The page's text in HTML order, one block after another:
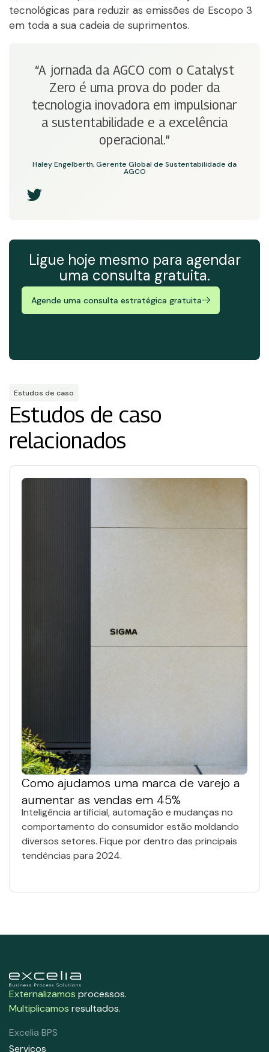
tecnológicas para reduzir as emissões de Escopo 3
em toda a sua cadeia de suprimentos.
“A jornada da AGCO com o Catalyst
Zero é uma prova do poder da
tecnologia inovadora em impulsionar
a sustentabilidade e a excelência
operacional.”
Haley Engelberth, Gerente Global de Sustentabilidade da
AGCO
Ligue hoje mesmo para agendar
uma consulta gratuita.
Agende uma consulta estratégica gratuita
Estudos de caso
Estudos de caso
relacionados
Como ajudamos uma marca de varejo a
aumentar as vendas em 45%
Inteligência artificial, automação e mudanças no
comportamento do consumidor estão moldando
diversos setores. Fique por dentro das principais
tendências para 2024.
Externalizamos processos.
Multiplicamos resultados.
Excelia BPS
Serviços